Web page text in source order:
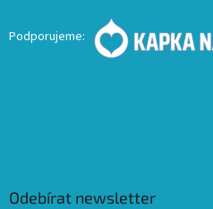
Podporujeme:
Odebírat newsletter